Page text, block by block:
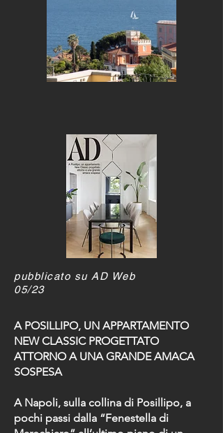
pubblicato su AD Web
05/23
A POSILLIPO, UN APPARTAMENTO
NEW CLASSIC PROGETTATO
ATTORNO A UNA GRANDE AMACA
SOSPESA
A Napoli, sulla collina di Posillipo, a
pochi passi dalla “Fenestella di